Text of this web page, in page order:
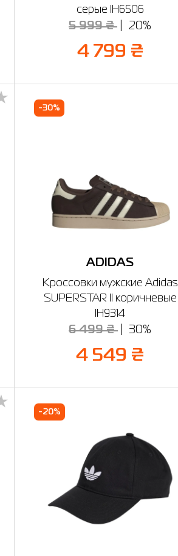
серые IH6506
5 999 ₴ 20%
4 799 ₴
-30%
ADIDAS
Кроссовки мужские Adidas
SUPERSTAR II коричневые
IH9314
6 499 ₴ 30%
4 549 ₴
-20%